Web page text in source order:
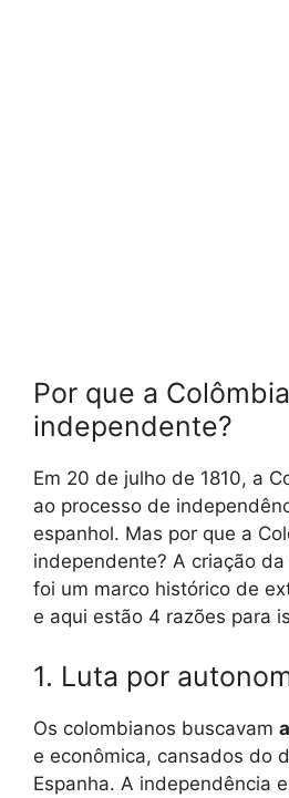
Por que a
independente?
Em 20 de julho de 1810, a
ao processo de
espanhol. Mas por que a
independente? A criação
foi um marco histórico de
e aqui estão 4 razões para
1. Luta por
Os colombianos buscavam
e econômica, cansados do
Espanha. A independência